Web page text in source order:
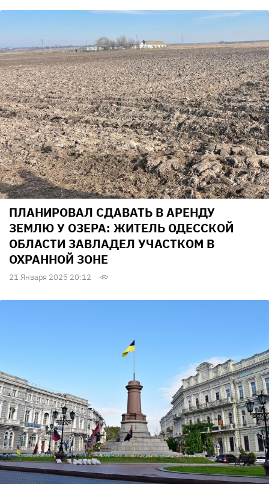
ПЛАНИРОВАЛ СДАВАТЬ В АРЕНДУ
ЗЕМЛЮ У ОЗЕРА: ЖИТЕЛЬ ОДЕССКОЙ
ОБЛАСТИ ЗАВЛАДЕЛ УЧАСТКОМ В
ОХРАННОЙ ЗОНЕ
21 Января 2025 20:12